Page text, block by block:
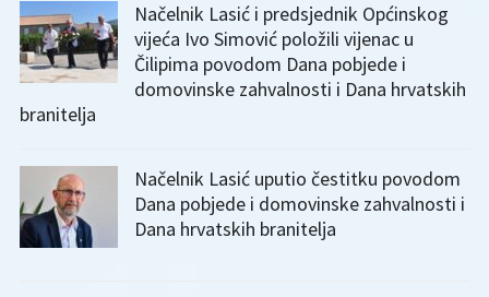
Načelnik Lasić i predsjednik Općinskog
vijeća Ivo Simović položili vijenac u
Čilipima povodom Dana pobjede i
domovinske zahvalnosti i Dana hrvatskih
branitelja
Načelnik Lasić uputio čestitku povodom
Dana pobjede i domovinske zahvalnosti i
Dana hrvatskih branitelja